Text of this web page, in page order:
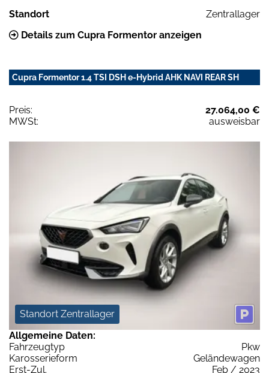
Standort
Zentrallager
Details zum Cupra Formentor anzeigen
Cupra Formentor 1.4 TSI DSH e-Hybrid AHK NAVI REAR SH
Preis:
27.064,00 €
MWSt:
ausweisbar
Standort Zentrallager
Allgemeine Daten:
Fahrzeugtyp
Pkw
Karosserieform
Geländewagen
Erst-Zul.
Feb / 2023